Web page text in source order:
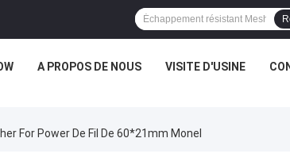
A PROPOS DE NOUS VISITE D'USINE
For Power De Fil De 60*21mm Monel